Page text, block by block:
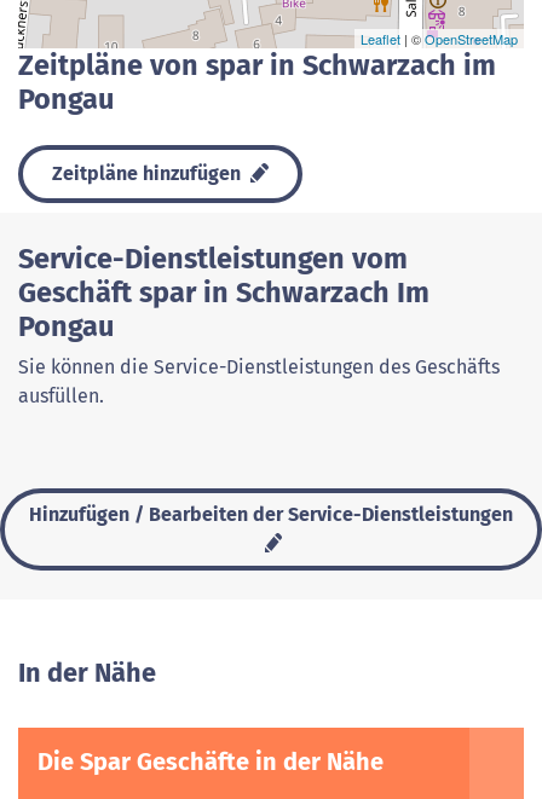
Leaflet | ©OpenStreetMap
Zeitpläne von spar in Schwarzach im
Pongau
Zeitpläne hinzufügen
Service-Dienstleistungen vom
Geschäft spar in Schwarzach Im
Pongau
Sie können die Service-Dienstleistungen des Geschäfts
ausfüllen.
Hinzufügen / Bearbeiten der Service-Dienstleistungen
In der Nähe
Die Spar Geschäfte in der Nähe